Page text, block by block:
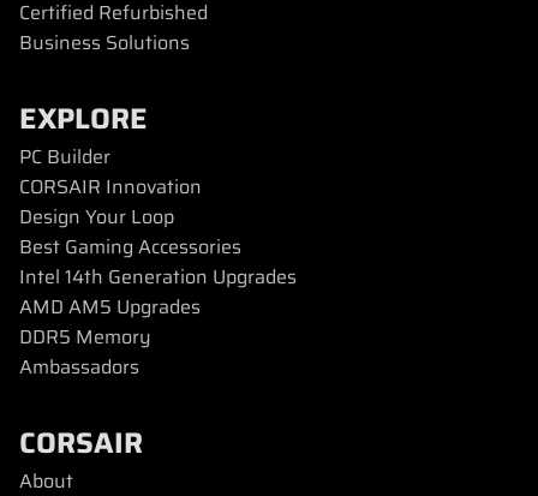
Certified Refurbished
Business Solutions
EXPLORE
PC Builder
CORSAIR Innovation
Design Your Loop
Best Gaming Accessories
Intel 14th Generation Upgrades
AMD AM5 Upgrades
DDR5 Memory
Ambassadors
CORSAIR
About